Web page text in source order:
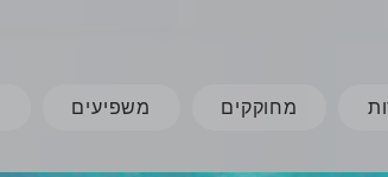
מחוקקים משפיעים